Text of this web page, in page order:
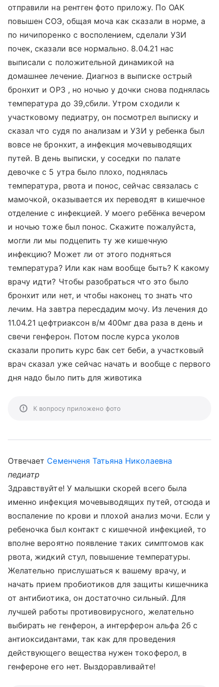
отправили на рентген фото приложу. По ОАК
повышен СОЭ, общая моча как сказали в норме, а
по ничипоренко с восполением, сделали УЗИ
почек, сказали все нормально. 8.04.21 нас
выписали с положительной динамикой на
домашнее лечение. Диагноз в выписке острый
бронхит и ОРЗ , но ночью у дочки снова поднялась
температура до 39,сбили. Утром сходили к
участковому педиатру, он посмотрел выписку и
сказал что судя по анализам и УЗИ у ребенка был
вовсе не бронхит, а инфекция мочевыводящих
путей. В день выписки, у соседки по палате
девочке с 5 утра было плохо, поднялась
температура, рвота и понос, сейчас связалась с
мамочкой, оказывается их переводят в кишечное
отделение с инфекцией. У моего ребёнка вечером
и ночью тоже был понос. Скажите пожалуйста,
могли ли мы подцепить ту же кишечную
инфекцию? Может ли от этого подняться
температура? Или как нам вообще быть? К какому
врачу идти? Чтобы разобраться что это было
бронхит или нет, и чтобы наконец то знать что
лечим. На завтра пересдадим мочу. Из лечения до
11.04.21 цефтриаксон в/м 400мг два раза в день и
свечи генферон. Потом после курса уколов
сказали пропить курс бак сет беби, а участковый
врач сказал уже сейчас начать и вообще с первого
дня надо было пить для животика
К вопросу приложено фото
Отвечает Семенченя Татьяна Николаевна
педиатр
Здравствуйте! У малышки скорей всего была
именно инфекция мочевыводящих путей, отсюда и
воспаление по крови и плохой анализ мочи. Если у
ребеночка был контакт с кишечной инфекцией, то
вполне вероятно появление таких симптомов как
рвота, жидкий стул, повышение температуры.
Желательно прислушаться к вашему врачу, и
начать прием пробиотиков для защиты кишечника
от антибиотика, он достаточно сильный. Для
лучшей работы противовирусного, желательно
выбирать не генферон, а интерферон альфа 2б с
антиоксидантами, так как для проведения
действующего вещества нужен токоферол, в
генфероне его нет. Выздоравливайте!